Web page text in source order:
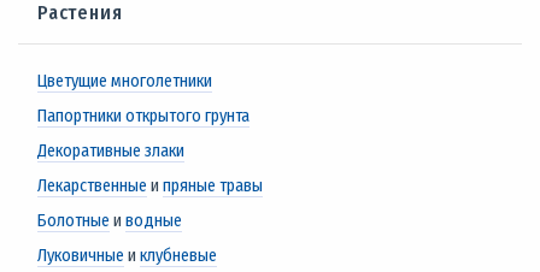
Растения
Цветущие многолетники
Папортники открытого грунта
Декоративные злаки
Лекарственные и пряные травы
Болотные и водные
Луковичные и клубневые